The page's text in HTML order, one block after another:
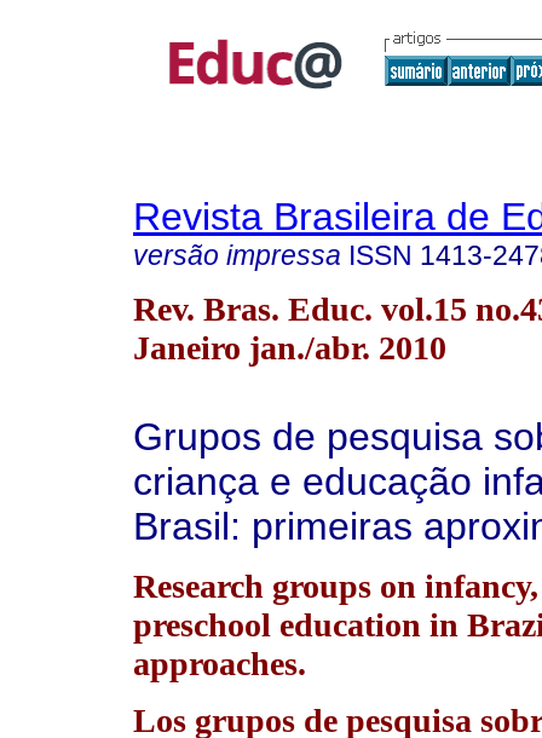
Revista Brasileira de
versão impressa ISSN 1413-
Rev. Bras. Educ. vol.15
Janeiro jan./abr. 2010
Grupos de pesquisa
criança e educação
Brasil: primeiras
Research groups on
preschool education in
approaches.
Los grupos de pesquisa